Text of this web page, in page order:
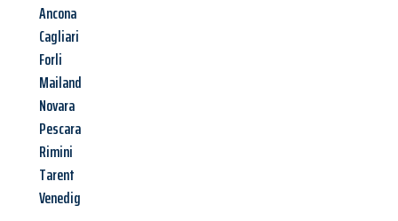
Ancona
Cagliari
Forli
Mailand
Novara
Pescara
Rimini
Tarent
Venedig